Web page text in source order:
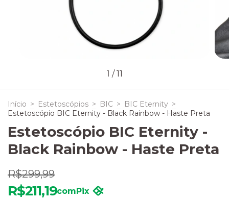
1 / 11
Início > Estetoscópios > BIC > BIC Eternity >
Estetoscópio BIC Eternity - Black Rainbow - Haste Preta
Estetoscópio BIC Eternity -
Black Rainbow - Haste Preta
R$299,99
R$211,19comPix